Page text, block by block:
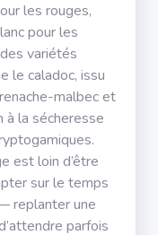
les rouges,
pour les
variétés
le caladoc, issu
malbec et
à la sécheresse
est loin d’être
sur le temps
replanter une
parfois